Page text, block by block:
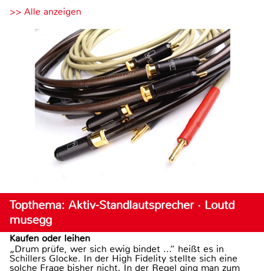
>> Alle anzeigen
Topthema: Aktiv-Standlautsprecher · Loutd
musegg
Kaufen oder leihen
„Drum prüfe, wer sich ewig bindet ...“ heißt es in
Schillers Glocke. In der High Fidelity stellte sich eine
solche Frage bisher nicht. In der Regel ging man zum